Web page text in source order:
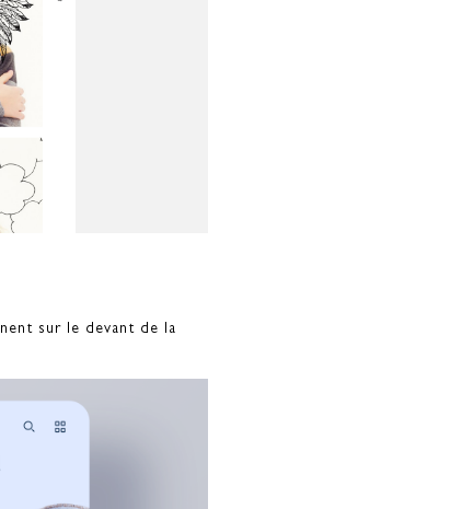
sur le devant de la